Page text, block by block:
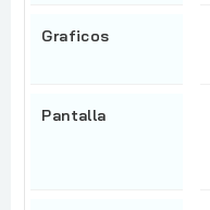
Graficos
Pantalla